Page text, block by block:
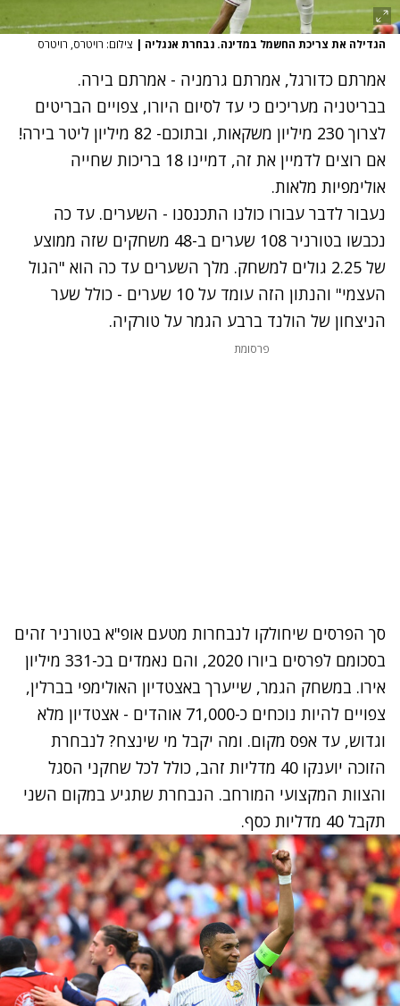
הגדילה את צריכת החשמל במדינה. נבחרת אנגליה | צילום: רויטרס, רויטרס
אמרתם כדורגל, אמרתם גרמניה - אמרתם בירה.
בבריטניה מעריכים כי עד לסיום היורו, צפויים הבריטים
לצרוך 230 מיליון משקאות, ובתוכם- 82 מיליון ליטר בירה!
אם רוצים לדמיין את זה, דמיינו 18 בריכות שחייה
אולימפיות מלאות.
נעבור לדבר עבורו כולנו התכנסנו - השערים. עד כה
נכבשו בטורניר 108 שערים ב-48 משחקים שזה ממוצע
של 2.25 גולים למשחק. מלך השערים עד כה הוא "הגול
העצמי" והנתון הזה עומד על 10 שערים - כולל שער
הניצחון של הולנד ברבע הגמר על טורקיה.
פרסומת
סך הפרסים שיחולקו לנבחרות מטעם אופ"א בטורניר זהים
בסכומם לפרסים ביורו 2020, והם נאמדים בכ-331 מיליון
אירו. במשחק הגמר, שייערך באצטדיון האולימפי בברלין,
צפויים להיות נוכחים כ-71,000 אוהדים - אצטדיון מלא
וגדוש, עד אפס מקום. ומה יקבל מי שינצח? לנבחרת
הזוכה יוענקו 40 מדליות זהב, כולל לכל שחקני הסגל
והצוות המקצועי המורחב. הנבחרת שתגיע במקום השני
תקבל 40 מדליות כסף.